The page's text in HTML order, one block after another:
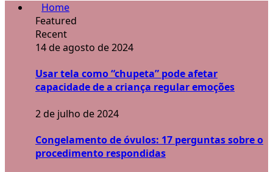
Home
Featured
Recent
14 de agosto de 2024
Usar tela como “chupeta” pode afetar
capacidade de a criança regular emoções
2 de julho de 2024
Congelamento de óvulos: 17 perguntas sobre o
procedimento respondidas